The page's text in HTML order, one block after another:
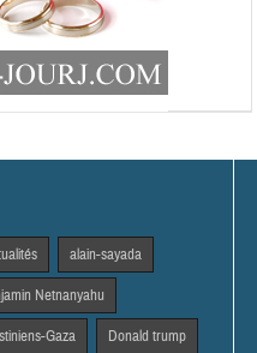
alain-sayada
Netnanyahu
Gaza Donald trump